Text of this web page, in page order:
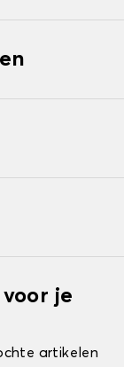
je
artikelen